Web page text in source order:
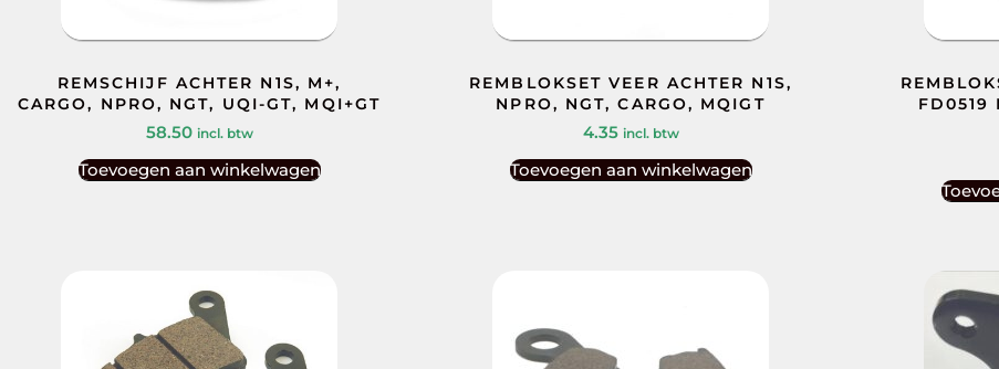
REMSCHIJF ACHTER N1S, M+,
CARGO, NPRO, NGT, UQI-GT, MQI+GT
58.50 incl. btw
Toevoegen aan winkelwagen
REMBLOKSET VEER ACHTER N1S,
NPRO, NGT, CARGO, MQIGT
4.35 incl. btw
Toevoegen aan winkelwagen
FD0519